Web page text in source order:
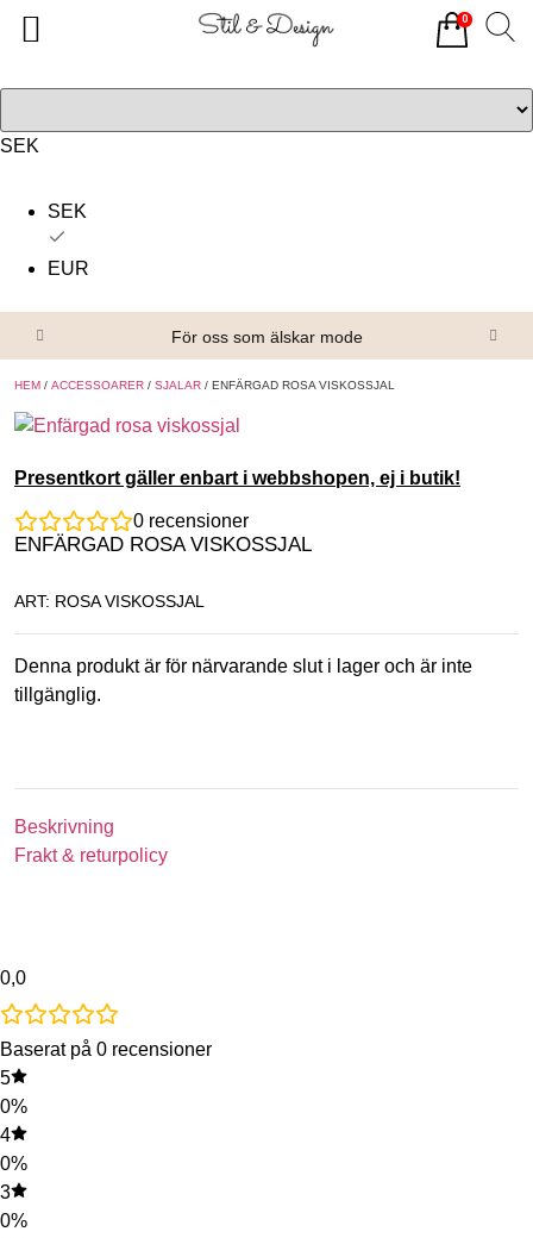
SEK
SEK
EUR
För oss som älskar mode
HEM / ACCESSOARER / SJALAR / ENFÄRGAD ROSA VISKOSSJAL
Presentkort gäller enbart i webbshopen, ej i butik!
0 recensioner
ENFÄRGAD ROSA VISKOSSJAL
ART: ROSA VISKOSSJAL
Denna produkt är för närvarande slut i lager och är inte
tillgänglig.
Beskrivning
Frakt & returpolicy
0,0
Baserat på 0 recensioner
5
0%
4
0%
3
0%
0
Alla produkter
Om oss